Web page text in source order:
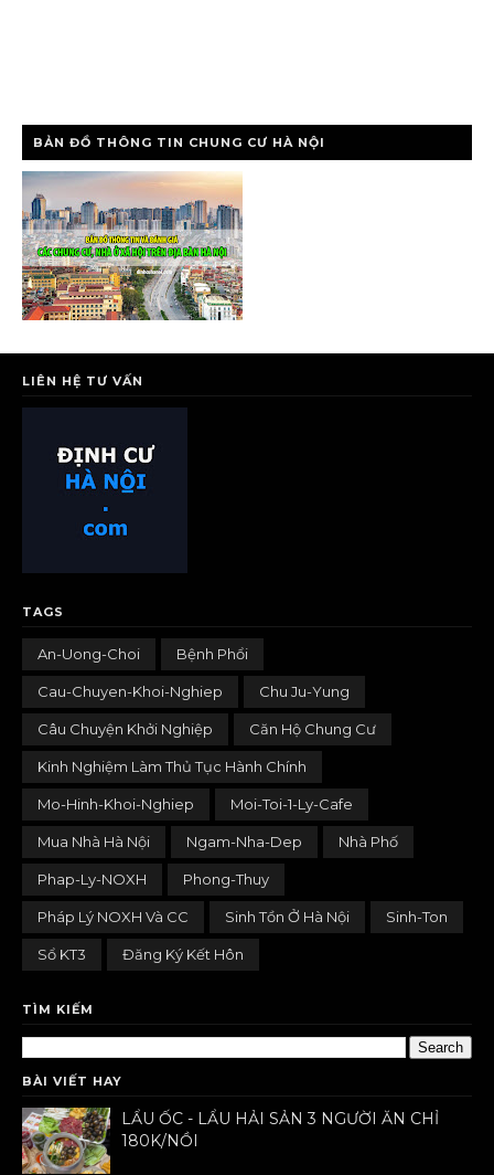
BẢN ĐỒ THÔNG TIN CHUNG CƯ HÀ NỘI
LIÊN HỆ TƯ VẤN
TAGS
An-Uong-Choi Bệnh Phổi
Cau-Chuyen-Khoi-Nghiep Chu Ju-Yung
Câu Chuyện Khởi Nghiệp Căn Hộ Chung Cư
Kinh Nghiệm Làm Thủ Tục Hành Chính
Mo-Hinh-Khoi-Nghiep Moi-Toi-1-Ly-Cafe
Mua Nhà Hà Nội Ngam-Nha-Dep Nhà Phố
Phap-Ly-NOXH Phong-Thuy
Pháp Lý NOXH Và CC Sinh Tồn Ở Hà Nội Sinh-Ton
Sổ KT3 Đăng Ký Kết Hôn
TÌM KIẾM
BÀI VIẾT HAY
LẨU ỐC - LẨU HẢI SẢN 3 NGƯỜI ĂN CHỈ
180K/NỒI